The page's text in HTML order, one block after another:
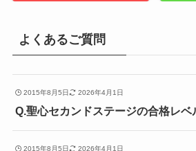
よくあるご質問
2015年8月5日 2026年4月1日
Q.聖心セカンドステージの合格レ
2015年8月5日 2026年4月1日